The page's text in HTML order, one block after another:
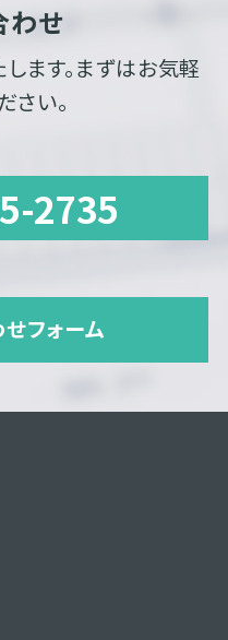
わせ
ます。まずはお気軽
さい。
2735
フォーム